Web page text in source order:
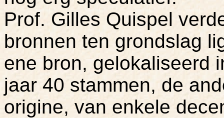
Prof. Gilles Quispel
bronnen ten grondslag
ene bron, gelokaliseerd
jaar 40 stammen, de
origine, van enkele